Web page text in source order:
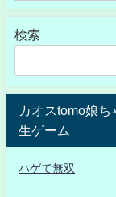
検索
カオスtomo娘ち
生ゲーム
ハゲて無双